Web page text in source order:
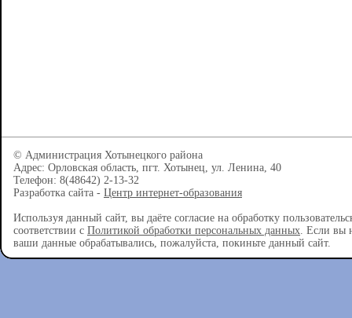
© Администрация Хотынецкого района
Адрес: Орловская область, пгт. Хотынец, ул. Ленина, 40
Телефон: 8(48642) 2-13-32
Разработка сайта - Центр интернет-образования
Используя данный сайт, вы даёте согласие на обработку
соответствии с Политикой обработки персональных данных. Если вы
ваши данные обрабатывались, пожалуйста, покиньте данный сайт.